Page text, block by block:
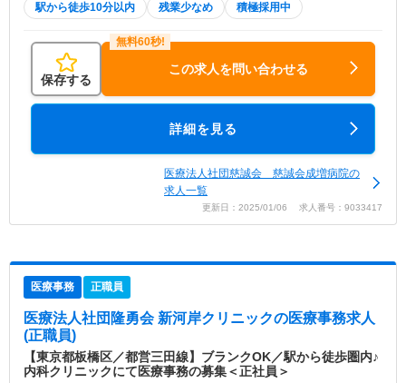
駅から徒歩10分以内 残業少なめ 積極採用中
保存する
この求人を問い合わせる
詳細を見る
医療法人社団慈誠会 慈誠会成増病院の
求人一覧
更新日：2025/01/06 求人番号：9033417
医療事務 正職員
医療法人社団隆勇会 新河岸クリニックの医療事務求人
(正職員)
【東京都板橋区／都営三田線】ブランクOK／駅から徒歩圏内♪
内科クリニックにて医療事務の募集＜正社員＞